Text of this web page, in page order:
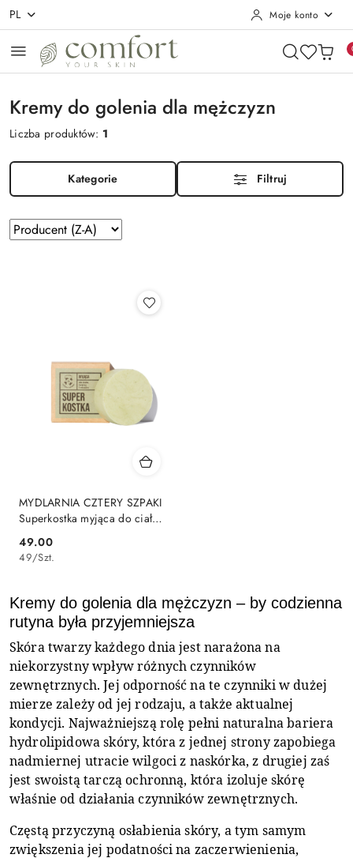
Przejdź do treści głównej
Przejdź do wyszukiwarki
Przejdź do moje konto
Przejdź do menu głównego
Przejdź do stopki
PL Moje konto
Kremy do golenia dla mężczyzn
Liczba produktów: 1
Kategorie Filtruj
Zastosowano
sortowanie:
Sortuj
według
MYDLARNIA CZTERY SZPAKI
Superkostka myjąca do ciała,
twarzy i włosów 75 g
Cena:
49.00
49/Szt.
Kremy do golenia dla mężczyzn – by codzienna
rutyna była przyjemniejsza
Skóra twarzy każdego dnia jest narażona na
niekorzystny wpływ różnych czynników
zewnętrznych. Jej odporność na te czynniki w dużej
mierze zależy od jej rodzaju, a także aktualnej
kondycji. Najważniejszą rolę pełni naturalna bariera
hydrolipidowa skóry, która z jednej strony zapobiega
nadmiernej utracie wilgoci z naskórka, z drugiej zaś
jest swoistą tarczą ochronną, która izoluje skórę
właśnie od działania czynników zewnętrznych.
Częstą przyczyną osłabienia skóry, a tym samym
zwiększenia jej podatności na zaczerwienienia,